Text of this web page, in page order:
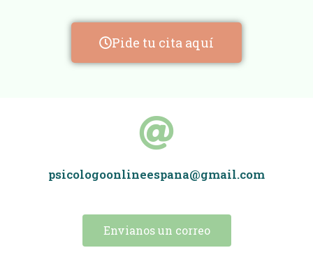
Pide tu cita aquí
psicologoonlineespana@gmail.com
Envianos un correo